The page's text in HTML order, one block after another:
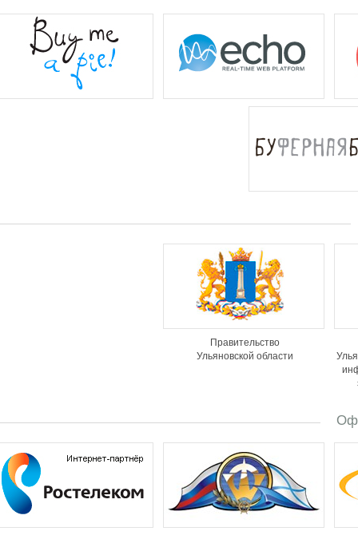
Правительство
Ульяновской области